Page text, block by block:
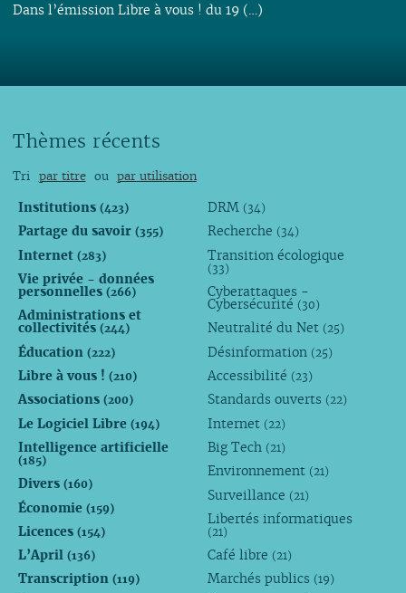
Dans l’émission Libre à vous ! du 19 (…)
Thèmes récents
Tri par titre ou par utilisation
Institutions (423)
Partage du savoir (355)
Internet (283)
Vie privée - données
personnelles (266)
Administrations et
collectivités (244)
Éducation (222)
Libre à vous ! (210)
Associations (200)
Le Logiciel Libre (194)
Intelligence artificielle
(185)
Divers (160)
Économie (159)
Licences (154)
L’April (136)
Transcription (119)
DRM (34)
Recherche (34)
Transition écologique
(33)
Cyberattaques -
Cybersécurité (30)
Neutralité du Net (25)
Désinformation (25)
Accessibilité (23)
Standards ouverts (22)
Internet (22)
Big Tech (21)
Environnement (21)
Surveillance (21)
Libertés informatiques
(21)
Café libre (21)
Marchés publics (19)